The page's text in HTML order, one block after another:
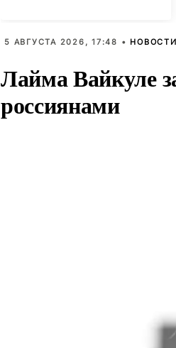
5 АВГУСТА 2026, 17:48 •
Лайма Вайкуле
россиянами